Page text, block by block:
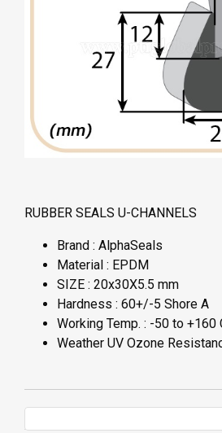
RUBBER SEALS U-CHANNELS
Brand : AlphaSeals
Material : EPDM
SIZE : 20x30X5.5 mm
Hardness : 60+/-5 Shore A
Working Temp. : -50 to +160
Weather UV Ozone